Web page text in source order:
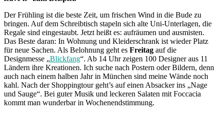
Der Frühling ist die beste Zeit, um frischen Wind in die Bude zu
bringen. Auf dem Schreibtisch stapeln sich alte Uni-Unterlagen, die
Regale sind eingestaubt. Jetzt heißt es: aufräumen und ausmisten.
Das Beste daran: In Wohnung und Kleiderschrank ist wieder Platz
für neue Sachen. Als Belohnung geht es Freitag auf die
Designmesse „Blickfang“. Ab 14 Uhr zeigen 100 Designer aus 11
Ländern ihre Kreationen. Ich suche nach Postern oder Bildern, denn
auch nach einem halben Jahr in München sind meine Wände noch
kahl. Nach der Shoppingtour geht’s auf einen Absacker ins „Nage
und Sauge“. Bei guter Musik und leckeren Salaten mit Foccacia
kommt man wunderbar in Wochenendstimmung.